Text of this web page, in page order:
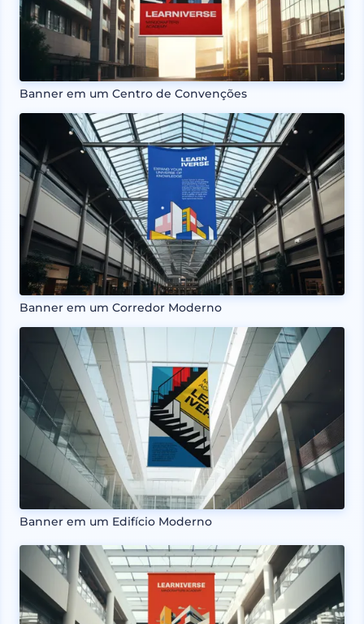
Banner em um Centro de Convenções
Banner em um Corredor Moderno
Banner em um Edifício Moderno